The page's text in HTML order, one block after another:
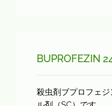
BUPROFEZIN
殺虫剤ブプロフェ